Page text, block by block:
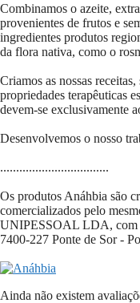
Combinamos o azeite,
provenientes de frutos e
ingredientes produtos
da flora nativa, como o
Criamos as nossas
propriedades terapêuticas
devem-se exclusivamente
Desenvolvemos o nosso
..................................
Os produtos Anáhbia são
comercializados pelo
UNIPESSOAL LDA, com
7400-227 Ponte de Sor -
Ainda não existem